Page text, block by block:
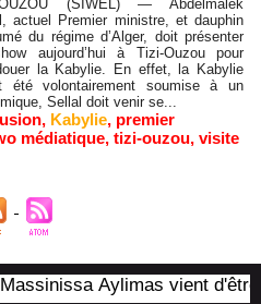
OUZOU (SIWEL) — Abdelmalek
actuel Premier ministre, et dauphin
du régime d’Alger, doit présenter
aujourd’hui à Tizi-Ouzou pour
la Kabylie. En effet, la Kabylie
été volontairement soumise à un
Sellal doit venir se...
, Kabylie, premier
médiatique, tizi-ouzou, visite
Aylimas vient